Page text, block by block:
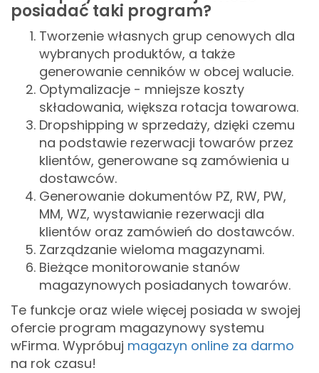
posiadać taki program?
Tworzenie własnych grup cenowych dla
wybranych produktów, a także
generowanie cenników w obcej walucie.
Optymalizacje - mniejsze koszty
składowania, większa rotacja towarowa.
Dropshipping w sprzedaży, dzięki czemu
na podstawie rezerwacji towarów przez
klientów, generowane są zamówienia u
dostawców.
Generowanie dokumentów PZ, RW, PW,
MM, WZ, wystawianie rezerwacji dla
klientów oraz zamówień do dostawców.
Zarządzanie wieloma magazynami.
Bieżące monitorowanie stanów
magazynowych posiadanych towarów.
Te funkcje oraz wiele więcej posiada w swojej
ofercie program magazynowy systemu
wFirma. Wypróbuj magazyn online za darmo
na rok czasu!